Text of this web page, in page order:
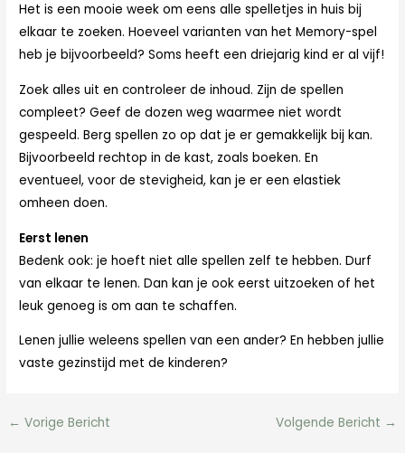
Het is een mooie week om eens alle spelletjes in huis bij
elkaar te zoeken. Hoeveel varianten van het Memory-spel
heb je bijvoorbeeld? Soms heeft een driejarig kind er al vijf!
Zoek alles uit en controleer de inhoud. Zijn de spellen
compleet? Geef de dozen weg waarmee niet wordt
gespeeld. Berg spellen zo op dat je er gemakkelijk bij kan.
Bijvoorbeeld rechtop in de kast, zoals boeken. En
eventueel, voor de stevigheid, kan je er een elastiek
omheen doen.
Eerst lenen
Bedenk ook: je hoeft niet alle spellen zelf te hebben. Durf
van elkaar te lenen. Dan kan je ook eerst uitzoeken of het
leuk genoeg is om aan te schaffen.
Lenen jullie weleens spellen van een ander? En hebben jullie
vaste gezinstijd met de kinderen?
← Vorige Bericht Volgende Bericht →